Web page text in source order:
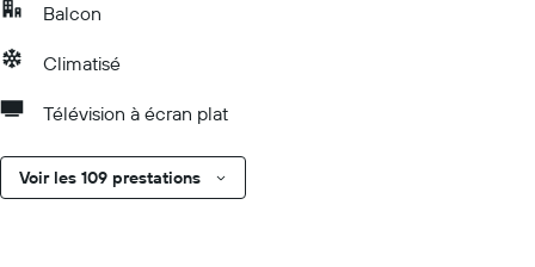
Balcon
Climatisé
Télévision à écran plat
Voir les 109 prestations